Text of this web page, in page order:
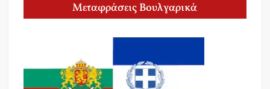
Μεταφράσεις Βουλγαρικά